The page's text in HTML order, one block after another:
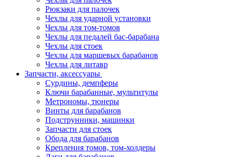
Рюкзаки для палочек
Чехлы для ударной установки
Чехлы для том-томов
Чехлы для педалей бас-барабана
Чехлы для стоек
Чехлы для маршевых барабанов
Чехлы для литавр
Запчасти, аксессуары
Сурдины, демпферы
Ключи барабанные, мультитулы
Метрономы, тюнеры
Винты для барабанов
Подструнники, машинки
Запчасти для стоек
Обода для барабанов
Крепления томов, том-холдеры